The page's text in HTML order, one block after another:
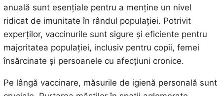
anuală sunt esențiale pentru a menține un nivel
ridicat de imunitate în rândul populației. Potrivit
experților, vaccinurile sunt sigure și eficiente pentru
majoritatea populației, inclusiv pentru copii, femei
însărcinate și persoanele cu afecțiuni cronice.
Pe lângă vaccinare, măsurile de igienă personală sunt